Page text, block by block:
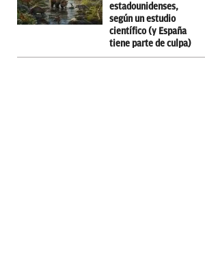
estadounidenses,
según un estudio
científico (y España
tiene parte de culpa)